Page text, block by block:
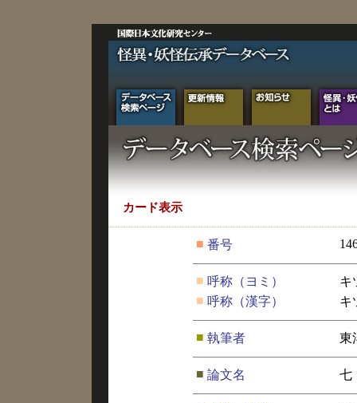
カード表示
■ 番号
■ 呼称（ヨミ）
キ
■ 呼称（漢字） キ
■ 執筆者 東
■ 論文名